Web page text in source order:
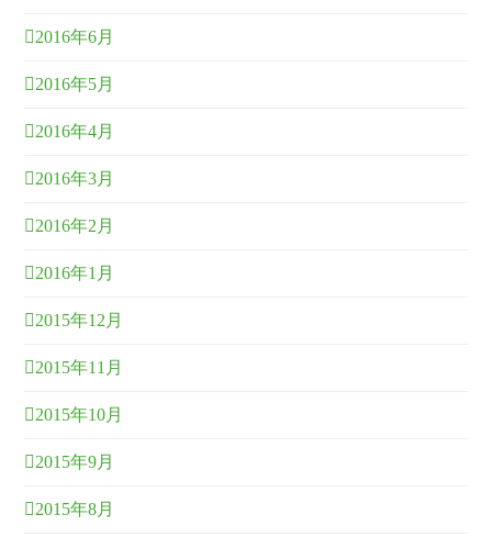
2016年6月
2016年5月
2016年4月
2016年3月
2016年2月
2016年1月
2015年12月
2015年11月
2015年10月
2015年9月
2015年8月